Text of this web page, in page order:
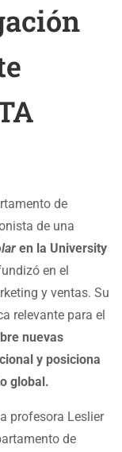
de
de una
en la University
en el
y ventas. Su
relevante para el
nuevas
y posiciona
global.
profesora Leslier
de